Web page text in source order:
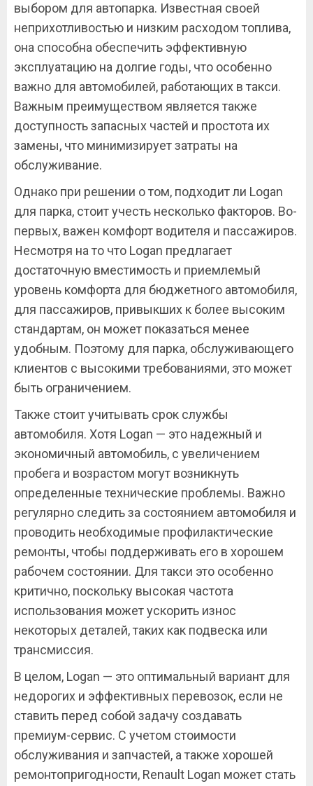
выбором для автопарка. Известная своей
неприхотливостью и низким расходом топлива,
она способна обеспечить эффективную
эксплуатацию на долгие годы, что особенно
важно для автомобилей, работающих в такси.
Важным преимуществом является также
доступность запасных частей и простота их
замены, что минимизирует затраты на
обслуживание.
Однако при решении о том, подходит ли Logan
для парка, стоит учесть несколько факторов. Во-
первых, важен комфорт водителя и пассажиров.
Несмотря на то что Logan предлагает
достаточную вместимость и приемлемый
уровень комфорта для бюджетного автомобиля,
для пассажиров, привыкших к более высоким
стандартам, он может показаться менее
удобным. Поэтому для парка, обслуживающего
клиентов с высокими требованиями, это может
быть ограничением.
Также стоит учитывать срок службы
автомобиля. Хотя Logan — это надежный и
экономичный автомобиль, с увеличением
пробега и возрастом могут возникнуть
определенные технические проблемы. Важно
регулярно следить за состоянием автомобиля и
проводить необходимые профилактические
ремонты, чтобы поддерживать его в хорошем
рабочем состоянии. Для такси это особенно
критично, поскольку высокая частота
использования может ускорить износ
некоторых деталей, таких как подвеска или
трансмиссия.
В целом, Logan — это оптимальный вариант для
недорогих и эффективных перевозок, если не
ставить перед собой задачу создавать
премиум-сервис. С учетом стоимости
обслуживания и запчастей, а также хорошей
ремонтопригодности, Renault Logan может стать